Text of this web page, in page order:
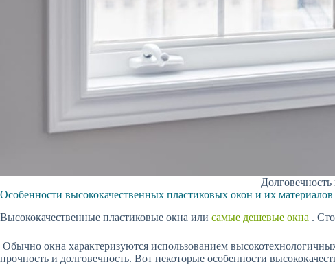
Особенности высококачественных пластиковых окон и их материалов
Высококачественные пластиковые окна или самые дешевые окна .
Обычно окна характеризуются использованием
прочность и долговечность. Вот некоторые особенности